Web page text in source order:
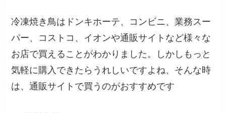
冷凍焼き鳥はドンキホーテ、コンビニ、業務スー
パー、コストコ、イオンや通販サイトなど様々な
お店で買えることがわかりました。しかしもっと
気軽に購入できたらうれしいですよね、そんな時
は、通販サイトで買うのがおすすめです